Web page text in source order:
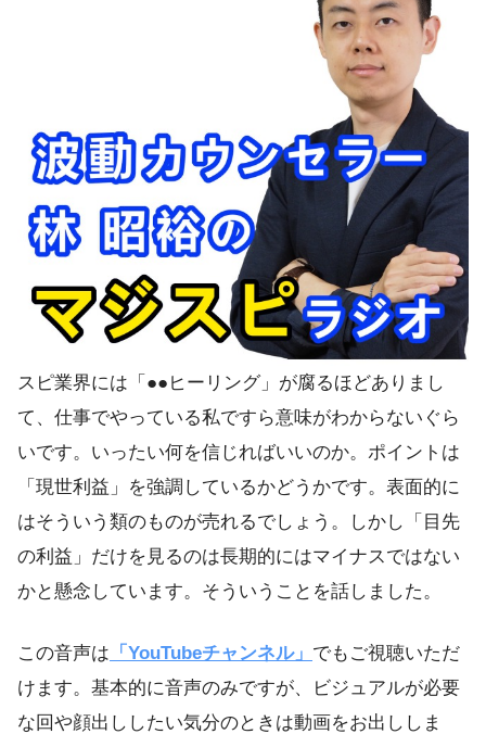
スピ業界には「●●ヒーリング」が腐るほどありまし
て、仕事でやっている私ですら意味がわからないぐら
いです。いったい何を信じればいいのか。ポイントは
「現世利益」を強調しているかどうかです。表面的に
はそういう類のものが売れるでしょう。しかし「目先
の利益」だけを見るのは長期的にはマイナスではない
かと懸念しています。そういうことを話しました。
この音声は 「YouTubeチャンネル」 でもご視聴いただ
けます。基本的に音声のみですが、ビジュアルが必要
な回や顔出ししたい気分のときは動画をお出ししま